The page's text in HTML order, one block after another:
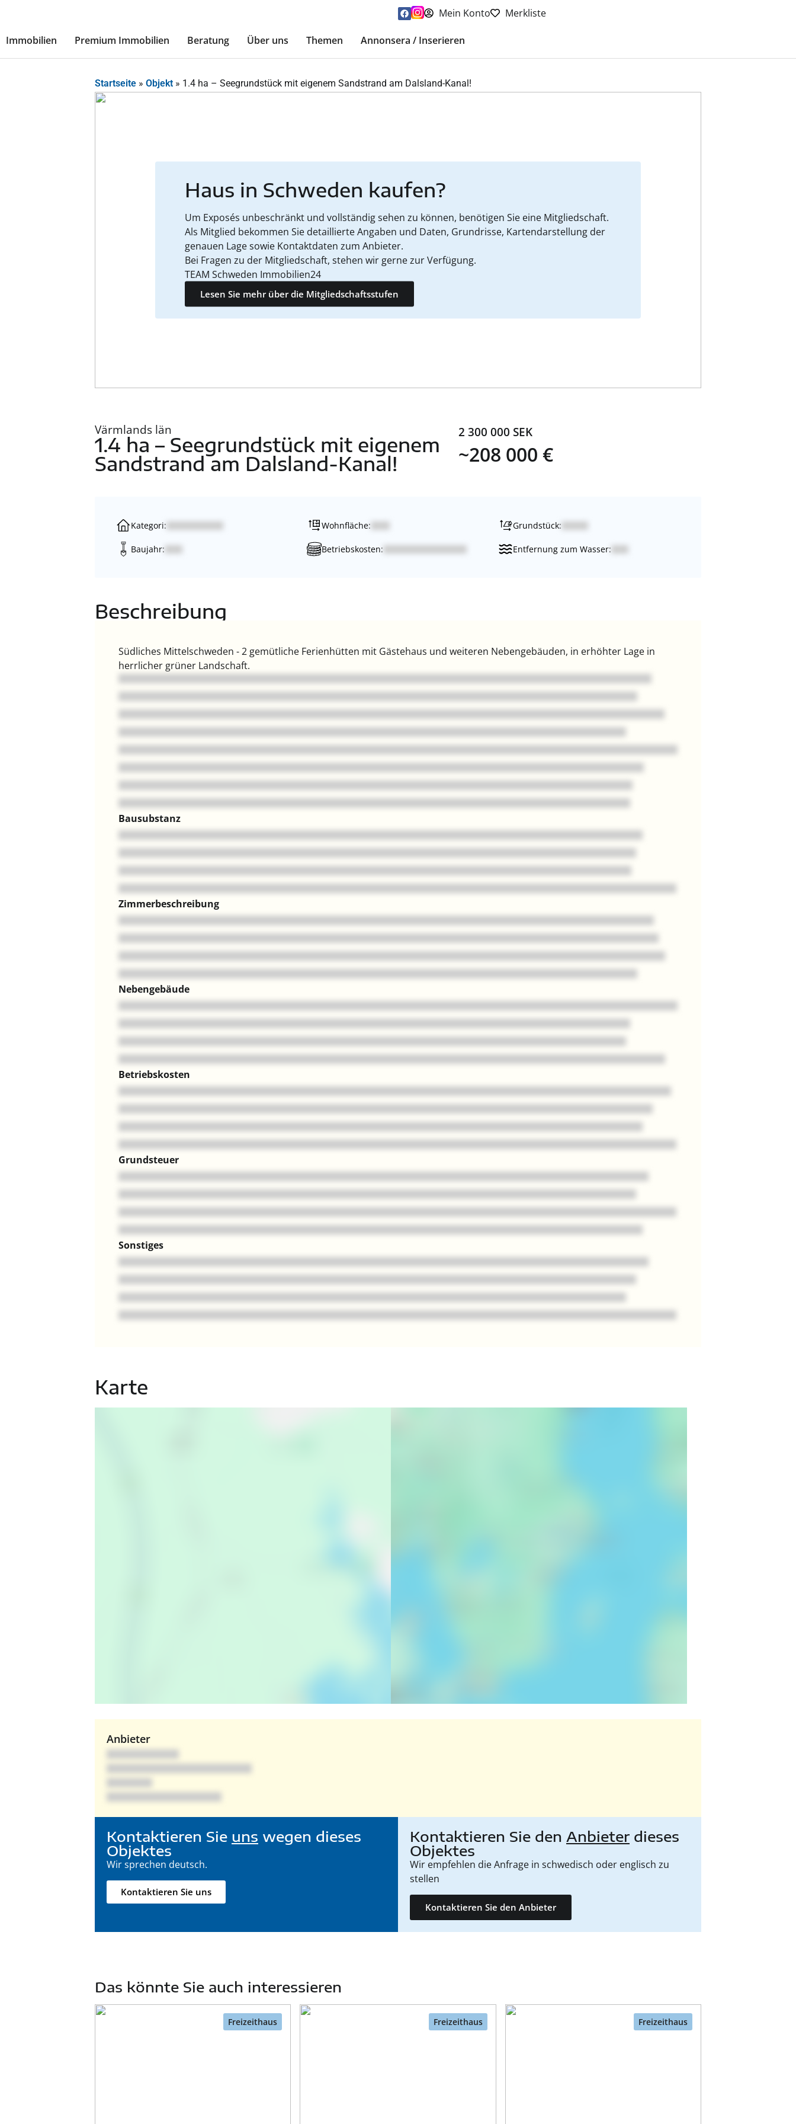
Mein Konto Merkliste
Immobilien Premium Immobilien Beratung Über uns Themen Annonsera / Inserieren
Startseite » Objekt » 1.4 ha – Seegrundstück mit eigenem Sandstrand am Dalsland-Kanal!
Haus in Schweden kaufen?
Um Exposés unbeschränkt und vollständig sehen zu können, benötigen Sie eine Mitgliedschaft.
Als Mitglied bekommen Sie detaillierte Angaben und Daten, Grundrisse, Kartendarstellung der
genauen Lage sowie Kontaktdaten zum Anbieter.
Bei Fragen zu der Mitgliedschaft, stehen wir gerne zur Verfügung.
TEAM Schweden Immobilien24
Lesen Sie mehr über die Mitgliedschaftsstufen
Värmlands län
1.4 ha – Seegrundstück mit eigenem
Sandstrand am Dalsland-Kanal!
2 300 000 SEK
~208 000 €
Kategori: Wohnfläche: Grundstück:
Baujahr: Betriebskosten: Entfernung zum Wasser:
Beschreibung
Südliches Mittelschweden - 2 gemütliche Ferienhütten mit Gästehaus und weiteren Nebengebäuden, in erhöhter Lage in
herrlicher grüner Landschaft.
Bausubstanz
Zimmerbeschreibung
Nebengebäude
Betriebskosten
Grundsteuer
Sonstiges
Karte
Anbieter
Kontaktieren Sie uns wegen dieses
Objektes
Wir sprechen deutsch.
Kontaktieren Sie uns
Kontaktieren Sie den Anbieter dieses
Objektes
Wir empfehlen die Anfrage in schwedisch oder englisch zu
stellen
Kontaktieren Sie den Anbieter
Das könnte Sie auch interessieren
Freizeithaus Freizeithaus Freizeithaus